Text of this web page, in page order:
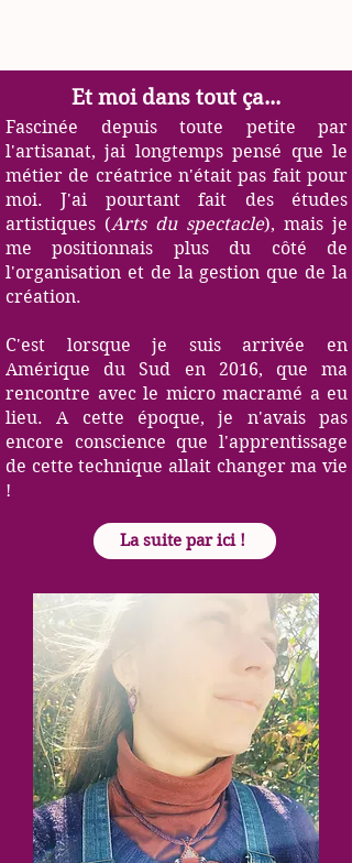
Et moi dans tout ça...
Fascinée depuis toute petite par
l'artisanat, jai longtemps pensé que le
métier de créatrice n'était pas fait pour
moi. J'ai pourtant fait des études
artistiques (Arts du spectacle), mais je
me positionnais plus du côté de
l'organisation et de la gestion que de la
création.
C'est lorsque je suis arrivée en
Amérique du Sud en 2016, que ma
rencontre avec le micro macramé a eu
lieu. A cette époque, je n'avais pas
encore conscience que l'apprentissage
de cette technique allait changer ma vie
!
La suite par ici !